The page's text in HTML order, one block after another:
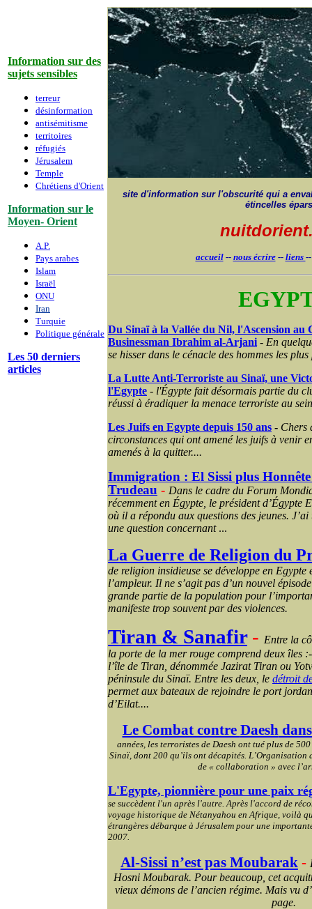
Information sur des
sujets sensibles
terreur
désinformation
antisémitisme
territoires
réfugiés
Jérusalem
Temple
Chrétiens d'Orient
Information sur le
Moyen- Orient
A.P.
Pays arabes
Islam
Israël
ONU
Iran
Turquie
Politique générale
Les 50 derniers
articles
site d'information sur l'obscurité qui a
étincelles
accueil-- nous écrire-- liens
Du Sinaï à la Vallée du Nil, l'Ascension
Businessman Ibrahim al-Arjani - En
se hisser dans le cénacle des hommes les
La Lutte Anti-Terroriste au Sinaï, une
l'Egypte - l'Égypte fait désormais partie du
réussi à éradiquer la menace terroriste au
Les Juifs en Egypte depuis 150 ans - Chers
circonstances qui ont amené les juifs à venir
amenés à la quitter....
Immigration : El Sissi plus
Trudeau - Dans le cadre du Forum
récemment en Égypte, le président d’Égypte
où il a répondu aux questions des jeunes.
une question concernant ...
La Guerre de Religion du
de religion insidieuse se développe en Egypte
l’ampleur. Il ne s’agit pas d’un nouvel
grande partie de la population pour
manifeste trop souvent par des violences.
Tiran & Sanafir- Entre la
la porte de la mer rouge comprend deux îles
l’île de Tiran, dénommée JaziratTiran ou
péninsule du Sinaï. Entre les deux, le détroit
permet aux bateaux de rejoindre le port
d’Eilat....
Le Combat contre Daesh
années, les terroristes de Daesh ont tué plus de
Sinaï, dont 200 qu’ils ont décapités. L’Organisation
de « collaboration » avec
L'Egypte, pionnière pour une paix
se succèdent l'un après l'autre. Après l'accord de
voyage historique de Nétanyahou en Afrique, voilà
étrangères débarque à Jérusalem pour une
2007.
Al-Sissi n’est pas Moubarak -
Hosni Moubarak. Pour beaucoup, cet
vieux démons de l’ancien régime. Mais vu
page.